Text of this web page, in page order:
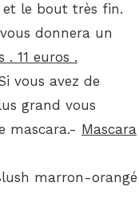
et le bout très fin.
donnera un
. 11 euros .
vous avez de
grand vous
mascara.- Mascara
marron-orangé